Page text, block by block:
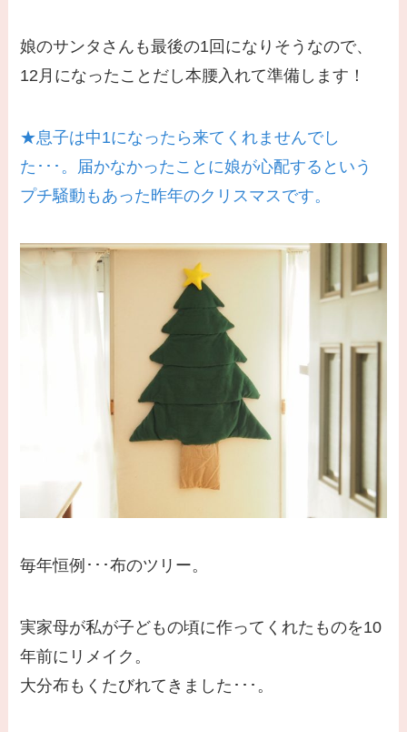
娘のサンタさんも最後の1回になりそうなので、
12月になったことだし本腰入れて準備します！
★息子は中1になったら来てくれませんでし
た･･･。届かなかったことに娘が心配するという
プチ騒動もあった昨年のクリスマスです。
毎年恒例･･･布のツリー。
実家母が私が子どもの頃に作ってくれたものを10
年前にリメイク。
大分布もくたびれてきました･･･。